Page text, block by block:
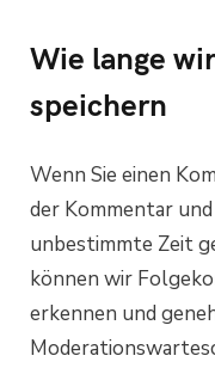
Wie lange
speichern
Wenn Sie einen
der Kommentar
unbestimmte Zeit
können wir
erkennen und